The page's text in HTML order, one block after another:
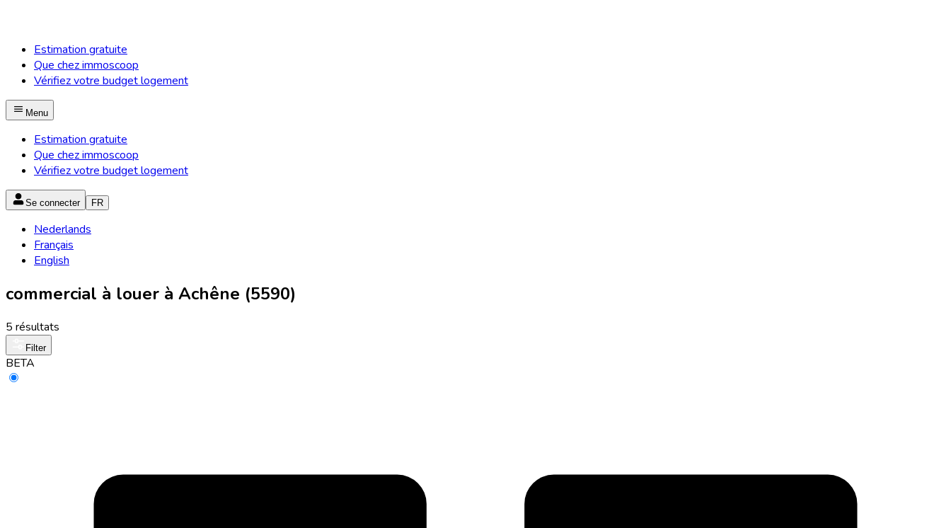
Estimation gratuite
Que chez immoscoop
Vérifiez votre budget logement
Menu
Estimation gratuite
Que chez immoscoop
Vérifiez votre budget logement
Se connecter FR
Nederlands
Français
English
commercial à louer à Achêne (5590)
5 résultats
Filter
BETA